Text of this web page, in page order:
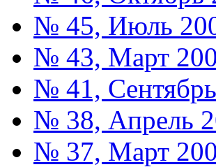
№ 45, Июль
№ 43, Март
№ 41,
№ 38, Апрель
№ 37, Март